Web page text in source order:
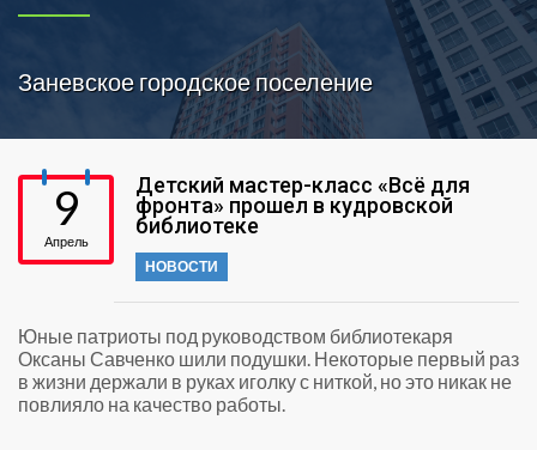
Заневское городское поселение
9
Апрель
Детский мастер-класс «Всё для
фронта» прошел в кудровской
библиотеке
НОВОСТИ
Юные патриоты под руководством библиотекаря
Оксаны Савченко шили подушки. Некоторые первый раз
в жизни держали в руках иголку с ниткой, но это никак не
повлияло на качество работы.